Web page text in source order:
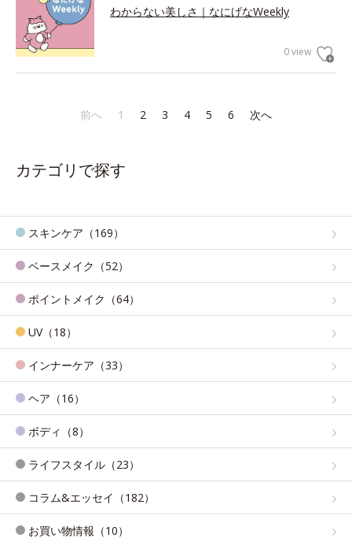
わからない美しさ｜なにげなWeekly
0 view
前へ 1 2 3 4 5 6 次へ
カテゴリで探す
スキンケア（169）
ベースメイク（52）
ポイントメイク（64）
UV（18）
インナーケア（33）
ヘア（16）
ボディ（8）
ライフスタイル（23）
コラム&エッセイ（182）
お買い物情報（10）